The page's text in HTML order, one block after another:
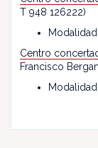
T 948 126222)
Centro
Francisco